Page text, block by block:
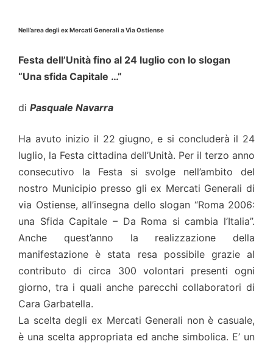
Nell’area degli ex Mercati Generali a Via Ostiense
Festa dell’Unità fino al 24 luglio con lo slogan
“Una sfida Capitale …”
di Pasquale Navarra
Ha avuto inizio il 22 giugno, e si concluderà il 24
luglio, la Festa cittadina dell’Unità. Per il terzo anno
consecutivo la Festa si svolge nell’ambito del
nostro Municipio presso gli ex Mercati Generali di
via Ostiense, all’insegna dello slogan “Roma 2006:
una Sfida Capitale – Da Roma si cambia l’Italia”.
Anche quest’anno la realizzazione della
manifestazione è stata resa possibile grazie al
contributo di circa 300 volontari presenti ogni
giorno, tra i quali anche parecchi collaboratori di
Cara Garbatella.
La scelta degli ex Mercati Generali non è casuale,
è una scelta appropriata ed anche simbolica. E’ un